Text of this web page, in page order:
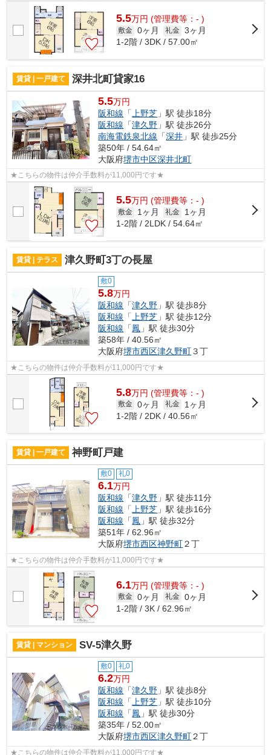
5.5万円 (管理費等：- )
敷金 0ヶ月 礼金 3ヶ月
1-2階 / 3DK / 57.00㎡
賃貸 | 一戸建て 深井北町貸家16
5.5万円
阪和線 「 上野芝 」駅 徒歩18分
阪和線 「津久野 」駅 徒歩26分
南海電鉄泉北線 「深井 」駅 徒歩25分
築50年 / 54.64㎡
大阪府堺市中区深井北町
★こちらの物件は仲介手数料が11,000円です★
5.5万円 (管理費等：- )
敷金 1ヶ月 礼金
1ヶ月
1-2階 / 2LDK / 54.64㎡
賃貸 | テラス 津久野町3丁の長屋
敷0
5.8万円
阪和線 「津久野 」駅 徒歩8分
阪和線 「上野芝 」駅 徒歩12分
阪和線 「鳳 」駅 徒歩30分
築58年 / 40.56㎡
大阪府堺市西区津久野町３丁
★こちらの物件は仲介手数料が11,000円です★
5.8万円 (管理費等：- )
敷金 0ヶ月 礼金
1ヶ月
1-2階 / 2DK / 40.56㎡
賃貸 | 一戸建て 神野町戸建
敷0 礼0
6.1万円
阪和線 「津久野 」駅 徒歩11分
阪和線 「 上野芝 」駅 徒歩16分
阪和線 「鳳 」駅 徒歩32分
築51年 / 62.96㎡
大阪府堺市西区神野町２丁
★こちらの物件は仲介手数料が11,000円です★
6.1万円 (管理費等：- )
敷金 0ヶ月 礼金 0ヶ月
1-2階 / 3K / 62.96㎡
賃貸 | マンション SV-5津久野
敷0 礼0
6.2万円
阪和線 「津久野 」駅 徒歩8分
阪和線 「 上野芝 」駅 徒歩10分
阪和線 「鳳 」駅 徒歩30分
築35年 / 52.00㎡
大阪府堺市西区津久野町２丁
★こちらの物件は仲介手数料が11,000円です★